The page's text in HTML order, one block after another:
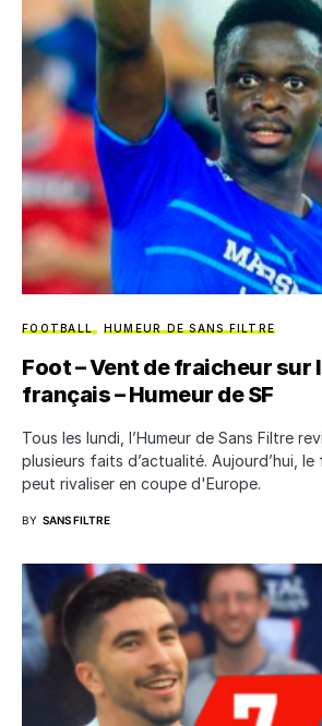
FOOTBALL HUMEUR DE SANS FILTRE
Foot – Vent de fraicheur sur
français – Humeur de SF
Tous les lundi, l’Humeur de Sans Filtre
plusieurs faits d’actualité. Aujourd’hui,
peut rivaliser en coupe d'Europe.
BY SANS FILTRE